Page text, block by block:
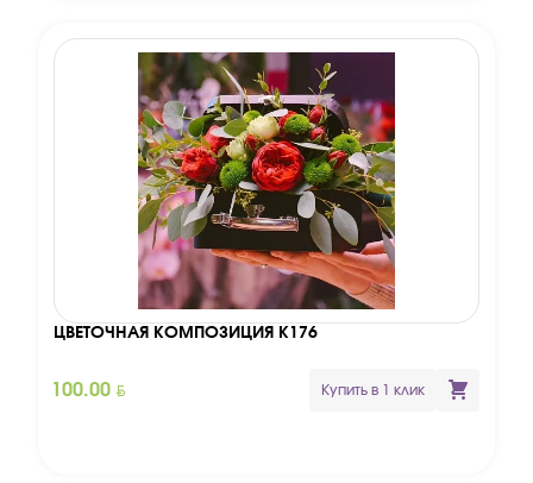
ЦВЕТОЧНАЯ КОМПОЗИЦИЯ К176
100.00 BYN Купить в 1 клик